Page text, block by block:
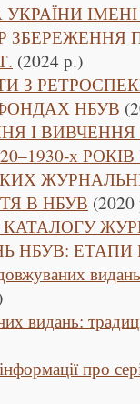
ІМЕНІ
ЗБЕРЕЖЕННЯ
(2024 р.)
З
НБУВ
І
х
В НБУВ (2020
НБУВ: ЕТАПИ
видань:
про